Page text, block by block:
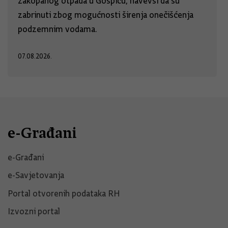
zabrinuti zbog mogućnosti širenja onečišćenja
podzemnim vodama.
07.08.2026.
e-Građani
e-Građani
e-Savjetovanja
Portal otvorenih podataka RH
Izvozni portal